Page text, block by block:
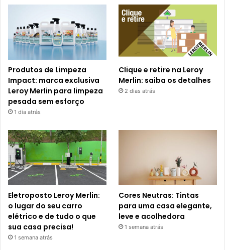
Produtos de Limpeza
Impact: marca exclusiva
Leroy Merlin para limpeza
pesada sem esforço
1 dia atrás
Clique e retire na Leroy
Merlin: saiba os detalhes
2 dias atrás
Eletroposto Leroy Merlin:
o lugar do seu carro
elétrico e de tudo o que
sua casa precisa!
1 semana atrás
Cores Neutras: Tintas
para uma casa elegante,
leve e acolhedora
1 semana atrás